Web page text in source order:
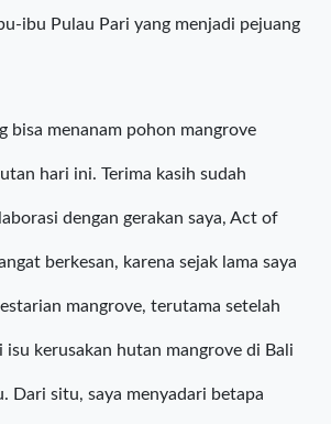
ibu Pulau Pari yang menjadi pejuang
bisa menanam pohon mangrove
hari ini. Terima kasih sudah
dengan gerakan saya, Act of
berkesan, karena sejak lama saya
mangrove, terutama setelah
isu kerusakan hutan mangrove di Bali
Dari situ, saya menyadari betapa